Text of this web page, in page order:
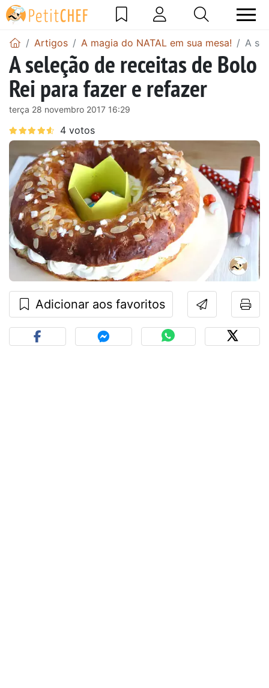
Artigos A magia do NATAL em sua mesa! A
A seleção de receitas de Bolo
Rei para fazer e refazer
terça 28 novembro 2017 16:29
Adicionar aos favoritos